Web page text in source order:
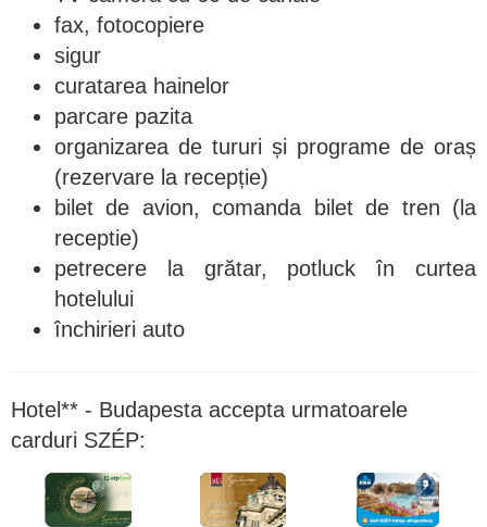
fax, fotocopiere
sigur
curatarea hainelor
parcare pazita
organizarea de tururi și programe de oraș
(rezervare la recepție)
bilet de avion, comanda bilet de tren (la
receptie)
petrecere la grătar, potluck în curtea
hotelului
închirieri auto
Hotel** - Budapesta accepta urmatoarele
carduri SZÉP: